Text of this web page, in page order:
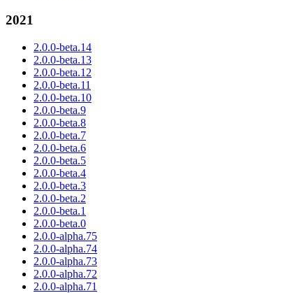
2021
2.0.0-beta.14
2.0.0-beta.13
2.0.0-beta.12
2.0.0-beta.11
2.0.0-beta.10
2.0.0-beta.9
2.0.0-beta.8
2.0.0-beta.7
2.0.0-beta.6
2.0.0-beta.5
2.0.0-beta.4
2.0.0-beta.3
2.0.0-beta.2
2.0.0-beta.1
2.0.0-beta.0
2.0.0-alpha.75
2.0.0-alpha.74
2.0.0-alpha.73
2.0.0-alpha.72
2.0.0-alpha.71